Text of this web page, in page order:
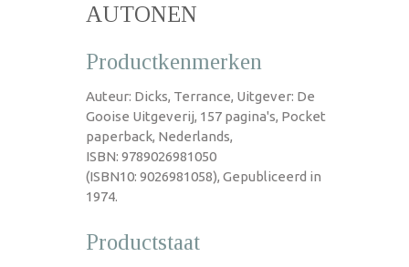
AUTONEN
Productkenmerken
Auteur: Dicks, Terrance, Uitgever: De
Gooise Uitgeverij, 157 pagina's, Pocket
paperback, Nederlands,
ISBN: 9789026981050
(ISBN10: 9026981058), Gepubliceerd in
1974.
Productstaat